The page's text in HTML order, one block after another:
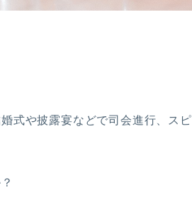
式や披露宴などで司会進行、スピ